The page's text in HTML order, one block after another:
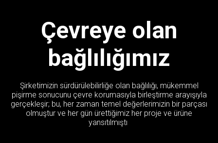
Çevreye olan
bağlılığımız
Şirketimizin sürdürülebilirliğe olan bağlılığı, mükemmel
pişirme sonucunu çevre korumasıyla birleştirme arayışıyla
gerçekleşir; bu, her zaman temel değerlerimizin bir parçası
olmuştur ve her gün ürettiğimiz her proje ve ürüne
yansıtılmıştı